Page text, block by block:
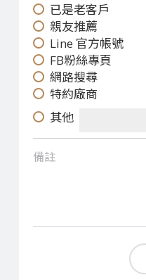
已是老客戶
親友推薦
Line 官方帳號
FB粉絲專頁
網路搜尋
特約廠商
其他
備註